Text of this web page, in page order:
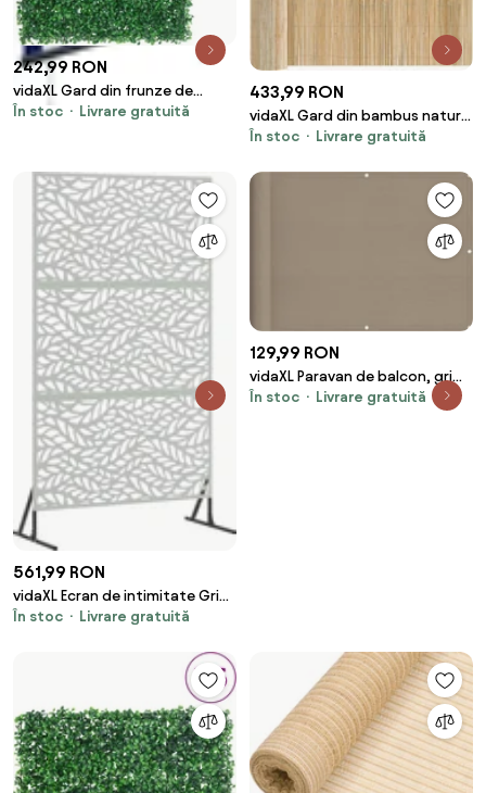
242,99 RON
vidaXL Gard din frunze de
arbust artificiale, 6 buc., verde,
În stoc Livrare gratuită
433,99 RON
vidaXL Gard din bambus natural
400 x 180 cm Bambus
În stoc Livrare gratuită
561,99 RON
vidaXL Ecran de intimitate Gri
100 x 50 x 180 cm Oțel
În stoc Livrare gratuită
129,99 RON
vidaXL Paravan de balcon, gri
taupe, 75x700 cm, 100%
În stoc Livrare gratuită